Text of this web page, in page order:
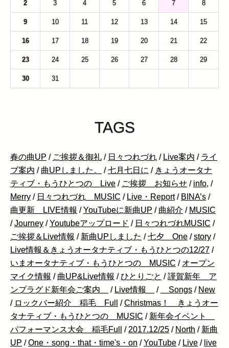
2 3 4 5 6 7 8
9 10 11 12 13 14 15
16 17 18 19 20 21 22
23 24 25 26 27 28 29
30 31
TAGS
春の曲UP / ご挨拶＆御礼 / 日々つれづれ / Live案内 / ライ
ブ案内 / 曲UPしました。 /七月七日に / きょうオータナ
ティブ・もうひとつの Live / ご挨拶 お知らせ / info, /
Merry / 日々つれづれ MUSIC / Live・Report / BINA’s /
曲更新 LIVE情報 /YouTubeに新曲UP / 曲紹介 / MUSIC
/Journey /Youtubeアップロード / 日々つれづれMUSIC /
ご挨拶＆Live情報 / 新曲UPしました /七夕 One /story /
Live情報＆きょうオータナティブ・もうひとつの12/27 /
いまオータナティブ・もうひとつの MUSIC / オープン
マイク情報 / 曲UP&Live情報 /ひとりごと /謹賀新年 ア
ンプラグド新年会ご案内
/ Live情報 / Songs / New
/ ロックバー紹介 稲毛 Full /Christmas！ きょうオー
タナティブ・もうひとつの MUSIC / 新年会イベント
パフォーマンス大会 稲毛Full
/ 2017.12/25 / North / 新曲
UP /One・song・that・time's・on /YouTube / Live / live